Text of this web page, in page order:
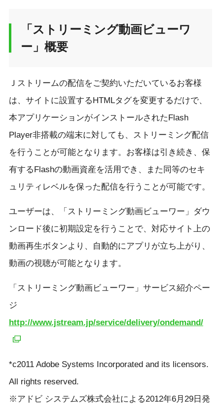
「ストリーミング動画ビューワ
ー」概要
Ｊストリームの配信をご契約いただいているお客様
は、サイトに設置するHTMLタグを変更するだけで、
本アプリケーションがインストールされたFlash
Player非搭載の端末に対しても、ストリーミング配信
を行うことが可能となります。お客様は引き続き、保
有するFlashの動画資産を活用でき、また同等のセキ
ュリティレベルを保った配信を行うことが可能です。
ユーザーは、「ストリーミング動画ビューワー」ダウ
ンロード後に初期設定を行うことで、対応サイト上の
動画再生ボタンより、自動的にアプリが立ち上がり、
動画の視聴が可能となります。
「ストリーミング動画ビューワー」サービス紹介ペー
ジ
http://www.jstream.jp/service/delivery/ondemand/
*c2011 Adobe Systems Incorporated and its licensors.
All rights reserved.
※アドビ システムズ株式会社による2012年6月29日発